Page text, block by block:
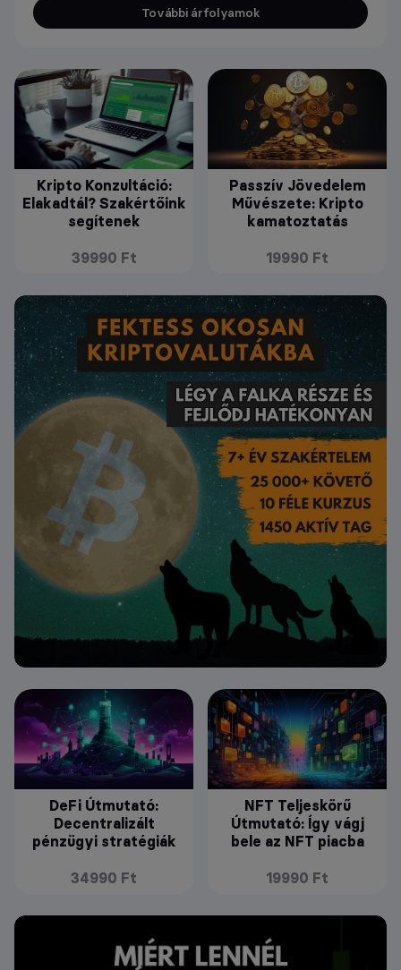
További árfolyamok
Kripto Konzultáció:
Elakadtál? Szakértőink
segítenek
39990 Ft
Passzív Jövedelem
Művészete: Kripto
kamatoztatás
19990 Ft
DeFi Útmutató:
Decentralizált
pénzügyi stratégiák
34990 Ft
NFT Teljeskörű
Útmutató: Így vágj
bele az NFT piacba
19990 Ft